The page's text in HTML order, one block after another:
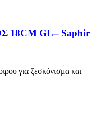
GL– Saphir
για ξεσκόνισμα και